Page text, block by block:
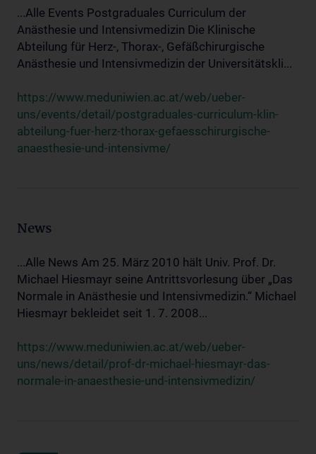
...Alle Events Postgraduales Curriculum der
Anästhesie und Intensivmedizin Die Klinische
Abteilung für Herz-, Thorax-, Gefäßchirurgische
Anästhesie und Intensivmedizin der Universitätskli...
https://www.meduniwien.ac.at/web/ueber-
uns/events/detail/postgraduales-curriculum-klin-
abteilung-fuer-herz-thorax-gefaesschirurgische-
anaesthesie-und-intensivme/
News
...Alle News Am 25. März 2010 hält Univ. Prof. Dr.
Michael Hiesmayr seine Antrittsvorlesung über „Das
Normale in Anästhesie und Intensivmedizin.“ Michael
Hiesmayr bekleidet seit 1. 7. 2008...
https://www.meduniwien.ac.at/web/ueber-
uns/news/detail/prof-dr-michael-hiesmayr-das-
normale-in-anaesthesie-und-intensivmedizin/